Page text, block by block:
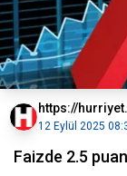
https://
12 Eylül 2025
Faizde 2.5